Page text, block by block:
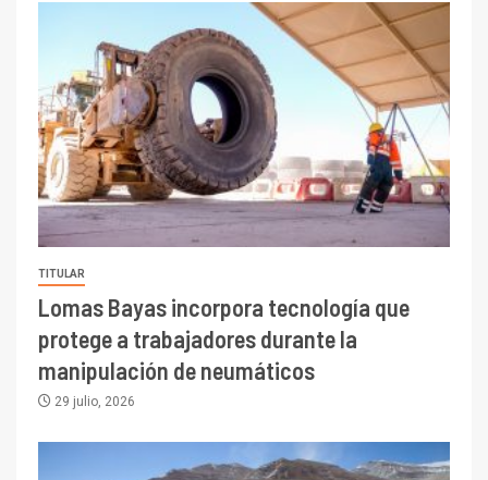
TITULAR
Lomas Bayas incorpora tecnología que
protege a trabajadores durante la
manipulación de neumáticos
29 julio, 2026